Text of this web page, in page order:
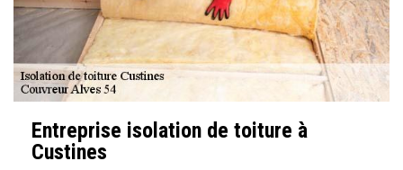
Entreprise isolation de toiture à
Custines